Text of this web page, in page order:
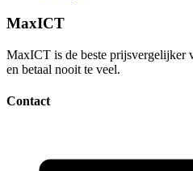
MaxICT
MaxICT is de beste prijsvergelijker
en betaal nooit te veel.
Contact